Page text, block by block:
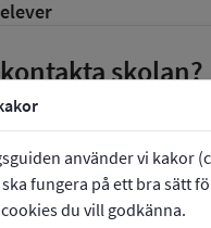
använder vi kakor
fungera på ett bra sätt
du vill godkänna.
skolan?
08-50822210
Årstadalsskolan